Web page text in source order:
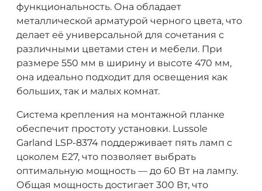
функциональность. Она обладает
металлической арматурой черного цвета, что
делает её универсальной для сочетания с
различными цветами стен и мебели. При
размере 550 мм в ширину и высоте 470 мм,
она идеально подходит для освещения как
больших, так и малых комнат.
Система крепления на монтажной планке
обеспечит простоту установки. Lussole
Garland LSP-8374 поддерживает пять ламп с
цоколем E27, что позволяет выбрать
оптимальную мощность — до 60 Вт на лампу.
Общая мощность достигает 300 Вт, что